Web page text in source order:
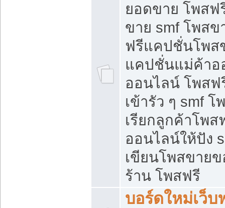
ยอดขาย โพสฟ
ขาย smf โพส
ฟรีแคปชั่นโพส
แคปชั่นแม่ค้า
ออนไลน์ โพสฟ
เข้ารัว ๆ smf
เรียกลูกค้าโพส
ออนไลน์ให้ปัง
เขียนโพสขาย
ร้าน โพสฟรี
บอร์ดใหม่เว็บ